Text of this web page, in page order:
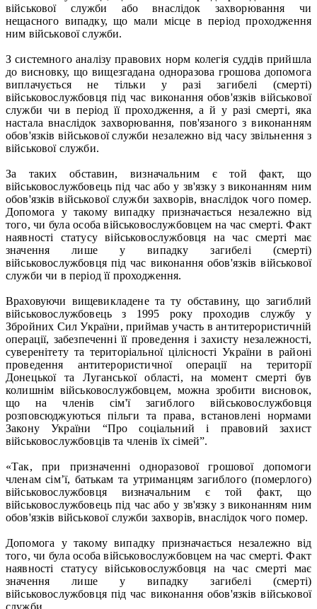
військової служби або внаслідок захворювання чи
нещасного випадку, що мали місце в період проходження
ним військової служби.
З системного аналізу правових норм колегія суддів прийшла
до висновку, що вищезгадана одноразова грошова допомога
виплачується не тільки у разі загибелі (смерті)
військовослужбовця під час виконання обов'язків військової
служби чи в період її проходження, а й у разі смерті, яка
настала внаслідок захворювання, пов'язаного з виконанням
обов'язків військової служби незалежно від часу звільнення з
військової служби.
За таких обставин, визначальним є той факт, що
військовослужбовець під час або у зв'язку з виконанням ним
обов'язків військової служби захворів, внаслідок чого помер.
Допомога у такому випадку призначається незалежно від
того, чи була особа військовослужбовцем на час смерті. Факт
наявності статусу військовослужбовця на час смерті має
значення лише у випадку загибелі (смерті)
військовослужбовця під час виконання обов'язків військової
служби чи в період її проходження.
Враховуючи вищевикладене та ту обставину, що загиблий
військовослужбовець з 1995 року проходив службу у
Збройних Сил України, приймав участь в антитерористичній
операції, забезпеченні її проведення і захисту незалежності,
суверенітету та територіальної цілісності України в районі
проведення антитерористичної операції на території
Донецької та Луганської області, на момент смерті був
колишнім військовослужбовцем, можна зробити висновок,
що на членів сім'ї загиблого військовослужбовця
розповсюджуються пільги та права, встановлені нормами
Закону України “Про соціальний і правовий захист
військовослужбовців та членів їх сімей”.
«Так, при призначенні одноразової грошової допомоги
членам сім’ї, батькам та утриманцям загиблого (померлого)
військовослужбовця визначальним є той факт, що
військовослужбовець під час або у зв'язку з виконанням ним
обов'язків військової служби захворів, внаслідок чого помер.
Допомога у такому випадку призначається незалежно від
того, чи була особа військовослужбовцем на час смерті. Факт
наявності статусу військовослужбовця на час смерті має
значення лише у випадку загибелі (смерті)
військовослужбовця під час виконання обов'язків військової
служби